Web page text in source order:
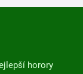
horory